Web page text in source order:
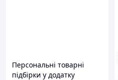
Персональні товарні
підбірки у додатку